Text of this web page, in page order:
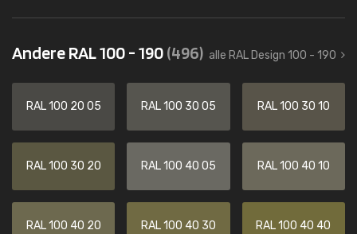
Andere RAL 100 - 190(496) alle RAL Design 100 - 190
RAL 100 20 05 RAL 100 30 05 RAL 100 30 10
RAL 100 30 20 RAL 100 40 05 RAL 100 40 10
RAL 100 40 20 RAL 100 40 30 RAL 100 40 40